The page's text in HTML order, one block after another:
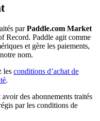
parPaddle.com Market
Record. Paddle agit comme
et gère les paiements,
nom.
les conditions d’achat de
.
des abonnements traités
par les conditions de